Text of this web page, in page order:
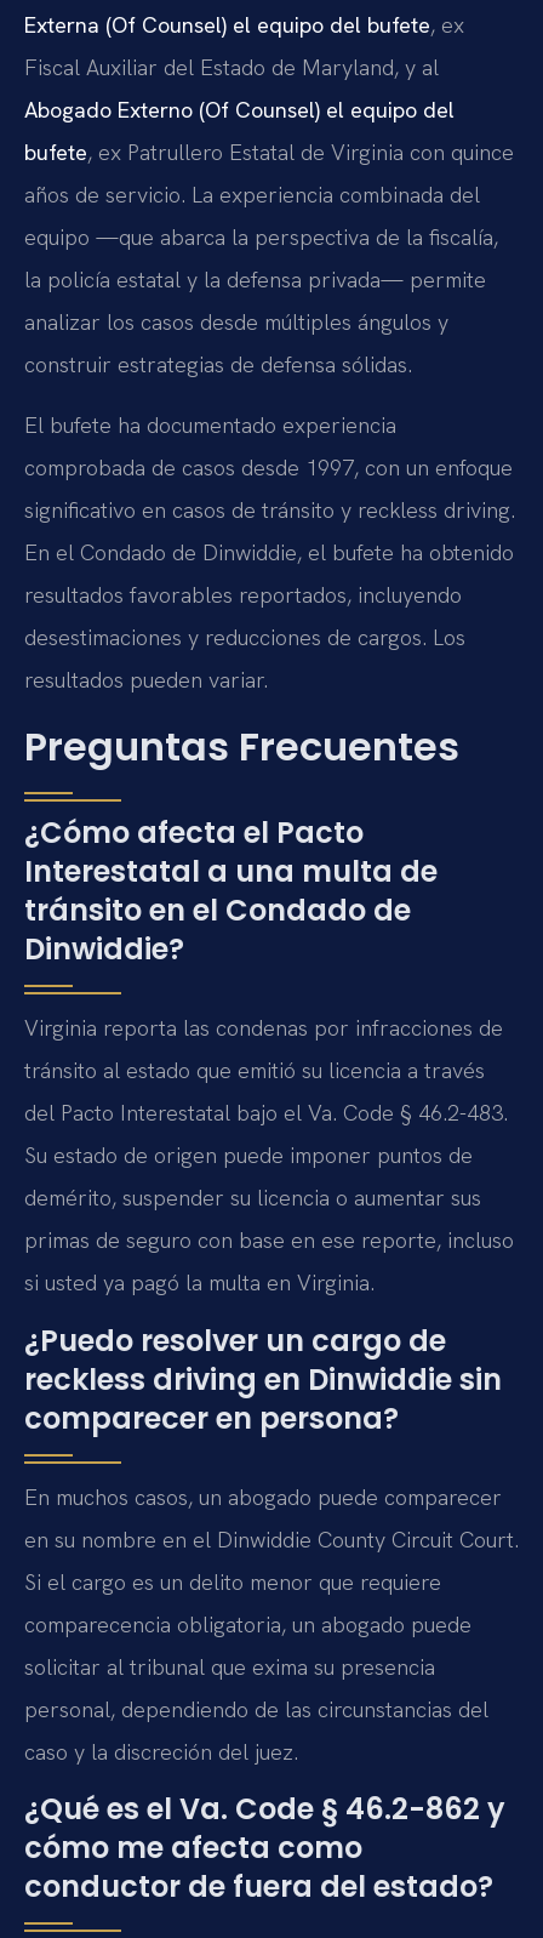
Externa (Of Counsel) el equipo del bufete, ex
Fiscal Auxiliar del Estado de Maryland, y al
Abogado Externo (Of Counsel) el equipo del
bufete, ex Patrullero Estatal de Virginia con quince
años de servicio. La experiencia combinada del
equipo —que abarca la perspectiva de la fiscalía,
la policía estatal y la defensa privada— permite
analizar los casos desde múltiples ángulos y
construir estrategias de defensa sólidas.
El bufete ha documentado experiencia
comprobada de casos desde 1997, con un enfoque
significativo en casos de tránsito y reckless driving.
En el Condado de Dinwiddie, el bufete ha obtenido
resultados favorables reportados, incluyendo
desestimaciones y reducciones de cargos. Los
resultados pueden variar.
Preguntas Frecuentes
¿Cómo afecta el Pacto
Interestatal a una multa de
tránsito en el Condado de
Dinwiddie?
Virginia reporta las condenas por infracciones de
tránsito al estado que emitió su licencia a través
del Pacto Interestatal bajo el Va. Code § 46.2-483.
Su estado de origen puede imponer puntos de
demérito, suspender su licencia o aumentar sus
primas de seguro con base en ese reporte, incluso
si usted ya pagó la multa en Virginia.
¿Puedo resolver un cargo de
reckless driving en Dinwiddie sin
comparecer en persona?
En muchos casos, un abogado puede comparecer
en su nombre en el Dinwiddie County Circuit Court.
Si el cargo es un delito menor que requiere
comparecencia obligatoria, un abogado puede
solicitar al tribunal que exima su presencia
personal, dependiendo de las circunstancias del
caso y la discreción del juez.
¿Qué es el Va. Code § 46.2-862 y
cómo me afecta como
conductor de fuera del estado?